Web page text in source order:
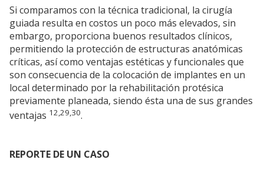
Si comparamos con la técnica tradicional, la cirugía
guiada resulta en costos un poco más elevados, sin
embargo, proporciona buenos resultados clínicos,
permitiendo la protección de estructuras anatómicas
críticas, así como ventajas estéticas y funcionales que
son consecuencia de la colocación de implantes en un
local determinado por la rehabilitación protésica
previamente planeada, siendo ésta una de sus grandes
ventajas 12,29,30.
REPORTE DE UN CASO